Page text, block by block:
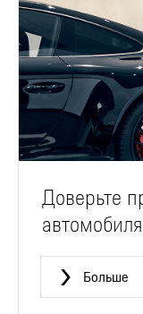
Доверьте
Больше